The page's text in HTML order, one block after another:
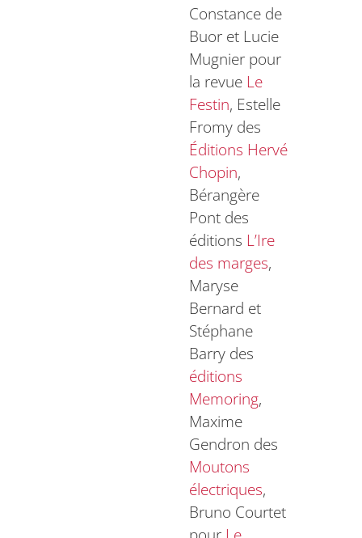
Constance de
Buor et Lucie
Mugnier pour
la revue Le
Festin, Estelle
Fromy des
Éditions Hervé
Chopin,
Bérangère
Pont des
éditions L’Ire
des marges,
Maryse
Bernard et
Stéphane
Barry des
éditions
Memoring,
Maxime
Gendron des
Moutons
électriques,
Bruno Courtet